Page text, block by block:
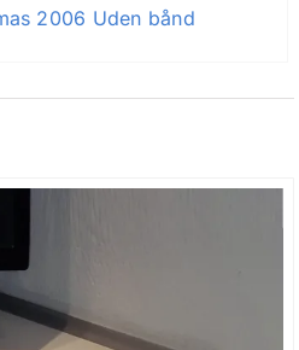
det må vi sige, han
I år udkommer
alternativ, hvis man
juledekorations
2006 Uden bånd